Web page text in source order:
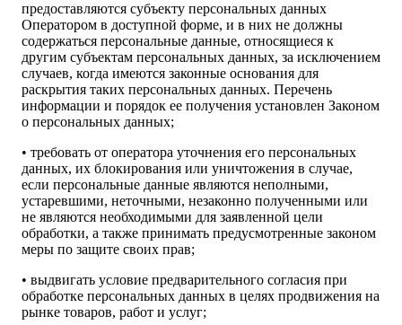
предоставляются субъекту персональных данных
Оператором в доступной форме, и в них не должны
содержаться персональные данные, относящиеся к
другим субъектам персональных данных, за исключением
случаев, когда имеются законные основания для
раскрытия таких персональных данных. Перечень
информации и порядок ее получения установлен Законом
о персональных данных;
• требовать от оператора уточнения его персональных
данных, их блокирования или уничтожения в случае,
если персональные данные являются неполными,
устаревшими, неточными, незаконно полученными или
не являются необходимыми для заявленной цели
обработки, а также принимать предусмотренные законом
меры по защите своих прав;
• выдвигать условие предварительного согласия при
обработке персональных данных в целях продвижения на
рынке товаров, работ и услуг;